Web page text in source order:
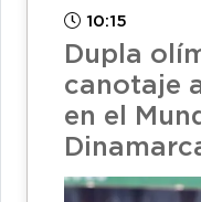
10:15
Dupla
canotaje
en el